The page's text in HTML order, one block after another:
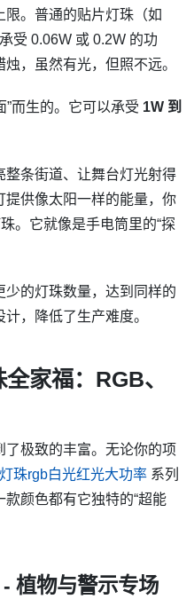
。普通的贴片灯珠（如
受 0.06W 或 0.2W 的功
，虽然有光，但照不远。
”而生的。它可以承受 1W 到
整条街道、让舞台灯光射得
提供像太阳一样的能量，你
。它就像是手电筒里的“探
少的灯珠数量，达到同样的
，降低了生产难度。
家福：RGB、
极致的丰富。无论你的项
珠rgb白光红光大功率 系列
颜色都有它独特的“超能
植物与警示专场